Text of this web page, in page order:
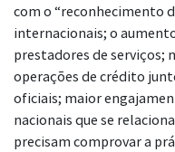
com o “reconhecimento
internacionais; o
prestadores de serviços;
operações de crédito
oficiais; maior
nacionais que se
precisam comprovar a